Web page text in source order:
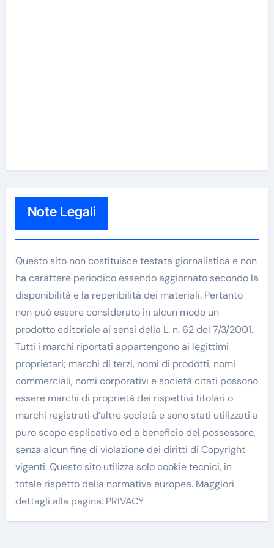
Note Legali
Questo sito non costituisce testata giornalistica e non
ha carattere periodico essendo aggiornato secondo la
disponibilità e la reperibilità dei materiali. Pertanto
non può essere considerato in alcun modo un
prodotto editoriale ai sensi della L. n. 62 del 7/3/2001.
Tutti i marchi riportati appartengono ai legittimi
proprietari; marchi di terzi, nomi di prodotti, nomi
commerciali, nomi corporativi e società citati possono
essere marchi di proprietà dei rispettivi titolari o
marchi registrati d’altre società e sono stati utilizzati a
puro scopo esplicativo ed a beneficio del possessore,
senza alcun fine di violazione dei diritti di Copyright
vigenti. Questo sito utilizza solo cookie tecnici, in
totale rispetto della normativa europea. Maggiori
dettagli alla pagina: PRIVACY